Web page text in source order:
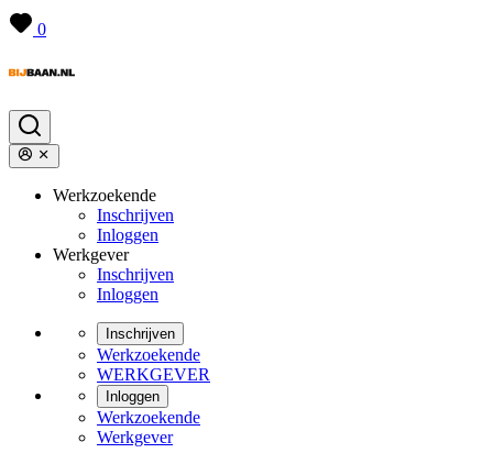
0
Werkzoekende
Inschrijven
Inloggen
Werkgever
Inschrijven
Inloggen
Inschrijven
Werkzoekende
WERKGEVER
Inloggen
Werkzoekende
Werkgever